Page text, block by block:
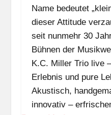
Name bedeutet
dieser Attitude
seit nunmehr 30
Bühnen der
K.C. Miller Trio live
Erlebnis und pure
Akustisch,
innovativ –